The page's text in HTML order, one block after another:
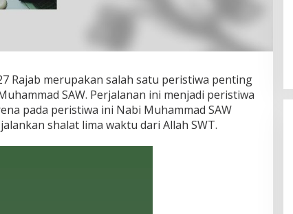
Rajab merupakan salah satu peristiwa penting
SAW. Perjalanan ini menjadi peristiwa
pada peristiwa ini Nabi Muhammad SAW
shalat lima waktu dari Allah SWT.